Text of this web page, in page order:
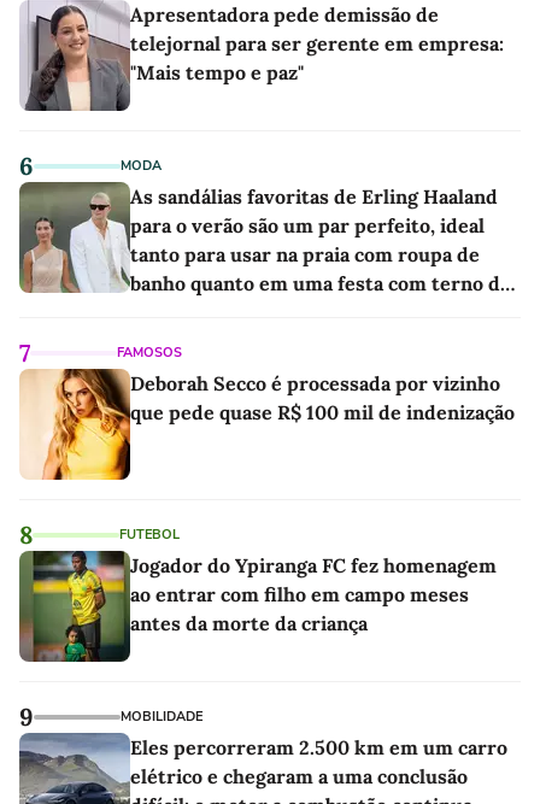
Apresentadora pede demissão de
telejornal para ser gerente em empresa:
"Mais tempo e paz"
6 MODA
As sandálias favoritas de Erling Haaland
para o verão são um par perfeito, ideal
tanto para usar na praia com roupa de
banho quanto em uma festa com terno de
7 FAMOSOS
Deborah Secco é processada por vizinho
que pede quase R$ 100 mil de indenização
8 FUTEBOL
Jogador do Ypiranga FC fez homenagem
ao entrar com filho em campo meses
antes da morte da criança
9 MOBILIDADE
Eles percorreram 2.500 km em um carro
elétrico e chegaram a uma conclusão